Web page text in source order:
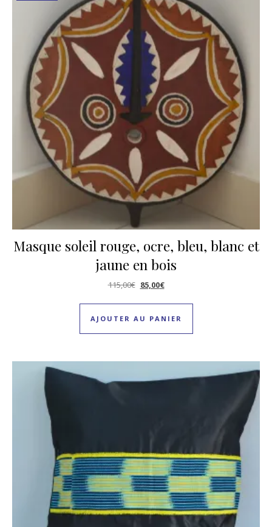
Masque soleil rouge, ocre, bleu, blanc et
jaune en bois
115,00€ Le prix initial était : 115,00€.
85,00€Le prix actuel est : 85,00€.
AJOUTER AU PANIER